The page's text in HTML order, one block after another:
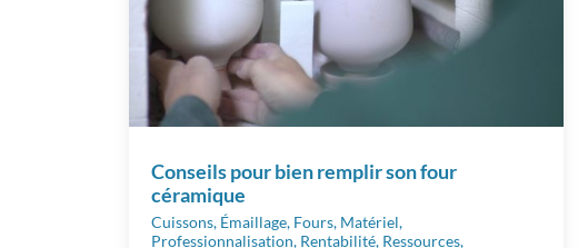
Conseils pour bien remplir son four
céramique
Cuissons, Émaillage, Fours, Matériel,
Professionnalisation, Rentabilité, Ressources,